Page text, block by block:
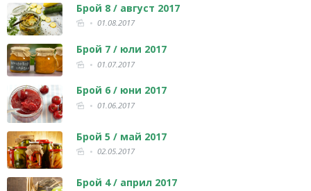
Брой 8 / август 2017
01.08.2017
Брой 7 / юли 2017
01.07.2017
Брой 6 / юни 2017
01.06.2017
Брой 5 / май 2017
02.05.2017
Брой 4 / април 2017